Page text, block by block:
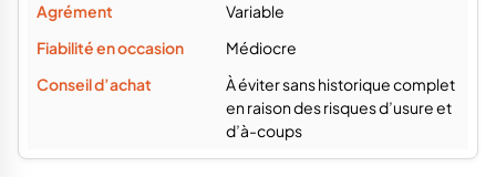
Variable
Médiocre
À éviter sans historique complet
en raison des risques d’usure et
d’à-coups